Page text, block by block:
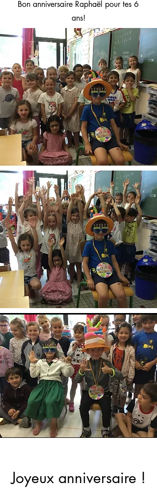
Bon anniversaire Raphaël pour tes 6
ans!
Joyeux anniversaire !